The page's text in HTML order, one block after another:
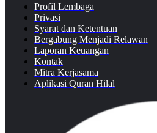
Profil Lembaga
Privasi
Syarat dan Ketentuan
Bergabung Menjadi Relawan
Laporan Keuangan
Kontak
Mitra Kerjasama
Aplikasi Quran Hilal